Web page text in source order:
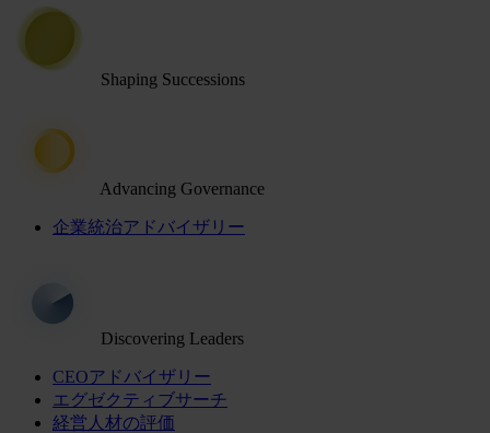
Shaping Successions
Advancing Governance
企業統治アドバイザリー
Discovering Leaders
CEOアドバイザリー
エグゼクティブサーチ
経営人材の評価